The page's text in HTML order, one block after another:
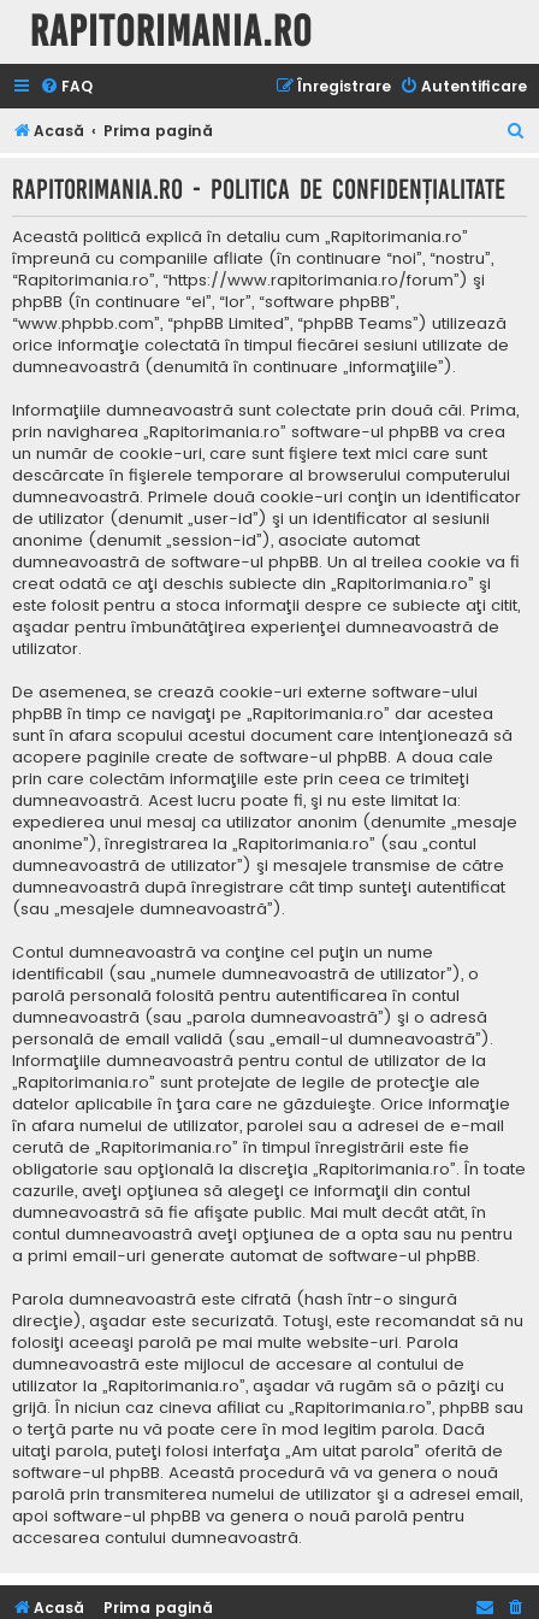
Rapitorimania.ro
FAQ Autentificare
Înregistrare
Acasă Prima pagină
t
Rapitorimania.ro - Politica de confidenţialitate
Această politică explică în detaliu cum „Rapitorimania.ro”
împreună cu companiile afliate (în continuare “noi”, “nostru”,
“Rapitorimania.ro”, “https://www.rapitorimania.ro/forum”) şi
phpBB (în continuare “ei”, “lor”, “software phpBB”,
“www.phpbb.com”, “phpBB Limited”, “phpBB Teams”) utilizează
orice informaţie colectată în timpul fiecărei sesiuni utilizate de
dumneavoastră (denumită în continuare „informaţiile”).
Informaţiile dumneavoastră sunt colectate prin două căi. Prima,
prin navigharea „Rapitorimania.ro” software-ul phpBB va crea
un număr de cookie-uri, care sunt fişiere text mici care sunt
descărcate în fişierele temporare al browserului computerului
dumneavoastră. Primele două cookie-uri conţin un identificator
de utilizator (denumit „user-id”) şi un identificator al sesiunii
anonime (denumit „session-id”), asociate automat
dumneavoastră de software-ul phpBB. Un al treilea cookie va fi
creat odată ce aţi deschis subiecte din „Rapitorimania.ro” şi
este folosit pentru a stoca informaţii despre ce subiecte aţi citit,
aşadar pentru îmbunătăţirea experienţei dumneavoastră de
utilizator.
De asemenea, se crează cookie-uri externe software-ului
phpBB în timp ce navigaţi pe „Rapitorimania.ro” dar acestea
sunt în afara scopului acestui document care intenţionează să
acopere paginile create de software-ul phpBB. A doua cale
prin care colectăm informaţiile este prin ceea ce trimiteţi
dumneavoastră. Acest lucru poate fi, şi nu este limitat la:
expedierea unui mesaj ca utilizator anonim (denumite „mesaje
anonime”), înregistrarea la „Rapitorimania.ro” (sau „contul
dumneavoastră de utilizator”) şi mesajele transmise de către
dumneavoastră după înregistrare cât timp sunteţi autentificat
(sau „mesajele dumneavoastră”).
Contul dumneavoastră va conţine cel puţin un nume
identificabil (sau „numele dumneavoastră de utilizator”), o
parolă personală folosită pentru autentificarea în contul
dumneavoastră (sau „parola dumneavoastră”) şi o adresă
personală de email validă (sau „email-ul dumneavoastră”).
Informaţiile dumneavoastră pentru contul de utilizator de la
„Rapitorimania.ro” sunt protejate de legile de protecţie ale
datelor aplicabile în ţara care ne găzduieşte. Orice informaţie
în afara numelui de utilizator, parolei sau a adresei de e-mail
cerută de „Rapitorimania.ro” în timpul înregistrării este fie
obligatorie sau opţională la discreţia „Rapitorimania.ro”. În toate
cazurile, aveţi opţiunea să alegeţi ce informaţii din contul
dumneavoastră să fie afişate public. Mai mult decât atât, în
contul dumneavoastră aveţi opţiunea de a opta sau nu pentru
a primi email-uri generate automat de software-ul phpBB.
Parola dumneavoastră este cifrată (hash într-o singură
direcţie), aşadar este securizată. Totuşi, este recomandat să nu
folosiţi aceeaşi parolă pe mai multe website-uri. Parola
dumneavoastră este mijlocul de accesare al contului de
utilizator la „Rapitorimania.ro”, aşadar vă rugăm să o păziţi cu
grijă. În niciun caz cineva afiliat cu „Rapitorimania.ro”, phpBB sau
o terţă parte nu vă poate cere în mod legitim parola. Dacă
uitaţi parola, puteţi folosi interfaţa „Am uitat parola” oferită de
software-ul phpBB. Această procedură vă va genera o nouă
parolă prin transmiterea numelui de utilizator şi a adresei email,
apoi software-ul phpBB va genera o nouă parolă pentru
accesarea contului dumneavoastră.
Acasă Prima pagină